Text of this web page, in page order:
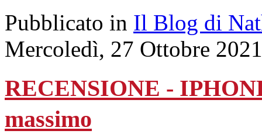
Pubblicato in Il Blog di
Mercoledì, 27 Ottobre
RECENSIONE -
massimo